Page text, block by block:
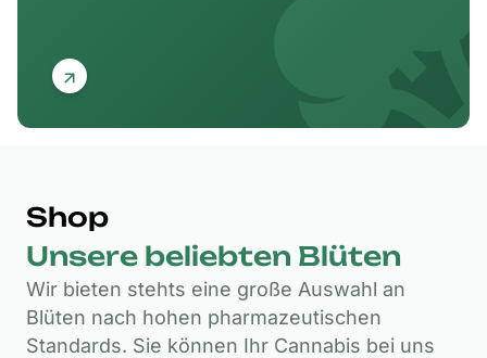
Shop
Unsere beliebten Blüten
Wir bieten stehts eine große Auswahl an
Blüten nach hohen pharmazeutischen
Standards. Sie können Ihr Cannabis bei uns